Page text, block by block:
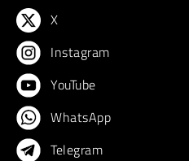
X
Instagram
YouTube
WhatsApp
Telegram